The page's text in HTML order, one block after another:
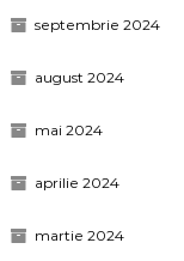
septembrie 2024
august 2024
mai 2024
aprilie 2024
martie 2024